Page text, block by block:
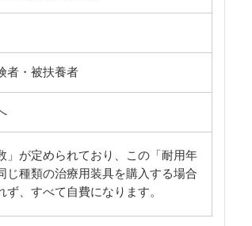
者・被扶養者
が定められており、この「耐用年
じ種類の治療用装具を購入する場合
、すべて自費になります。